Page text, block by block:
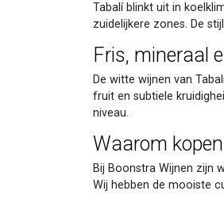
Tabalí blinkt uit in
zuidelijkere zones. De
Fris, mineraal
De witte wijnen van
fruit en subtiele
niveau.
Waarom
Bij Boonstra Wijnen zijn
Wij hebben de mooiste